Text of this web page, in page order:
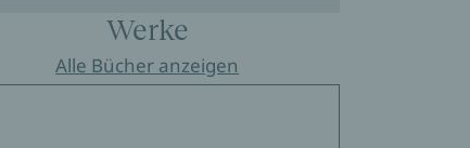
Werke
Alle Bücher anzeigen